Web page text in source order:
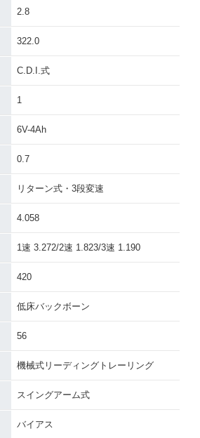
2.8
322.0
C.D.I.式
1
6V-4Ah
0.7
リターン式・3段変速
4.058
1速 3.272/2速 1.823/3速 1.190
420
低床バックボーン
56
機械式リーディングトレーリング
スイングアーム式
バイアス